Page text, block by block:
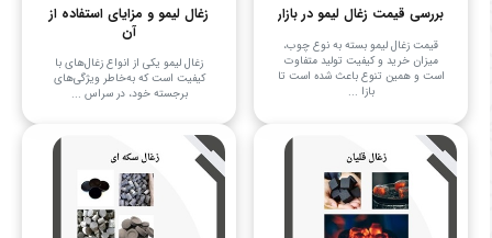
بررسی قیمت زغال لیمو در بازار
قیمت زغال لیمو بسته به نوع چوب،
میزان خرید و کیفیت تولید متفاوت
است و همین تنوع باعث شده است تا
بازا ...
زغال لیمو و مزایای استفاده از
آن
زغال لیمو یکی از انواع زغال‌های با
کیفیت است که به‌خاطر ویژگی‌های
برجسته خود، در سراس ...